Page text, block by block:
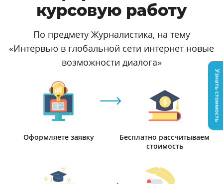
курсовую работу
По предмету Журналистика, на тему
«Интервью в глобальной сети интернет новые
возможности диалога»
Оформляете заявку
Бесплатно рассчитываем
стоимость
Узнать стоимость